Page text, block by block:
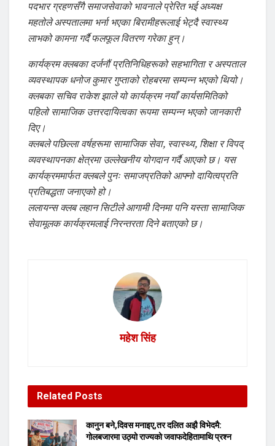
पदभार ग्रहणसँगै समाजसेवाको भावनाले प्रेरित भई अध्यक्ष
महतोले अस्पतालमा भर्ना भएका बिरामीहरूलाई भेट्दै स्वास्थ्य
लाभको कामना गर्दै फलफूल वितरण गरेका हुन्।
कार्यक्रम क्लबका दर्जनौं प्रतिनिधिहरूको सहभागिता र अस्पताल
व्यवस्थापक धनोज कुमार गुप्ताको रोहबरमा सम्पन्न भएको थियो।
क्लबका सचिव राकेश झाले यो कार्यक्रम नयाँ कार्यसमितिको
पहिलो सामाजिक उत्तरदायित्वका रूपमा सम्पन्न भएको जानकारी
दिए।
क्लबले पछिल्ला वर्षहरूमा सामाजिक सेवा, स्वास्थ्य, शिक्षा र विपद्
व्यवस्थापनका क्षेत्रमा उल्लेखनीय योगदान गर्दै आएको छ। यस
कार्यक्रममार्फत क्लबले पुनः समाजप्रतिको आफ्नो दायित्वप्रति
प्रतिबद्धता जनाएको हो।
ललायन्स क्लब लहान सिटीले आगामी दिनमा पनि यस्ता सामाजिक
सेवामूलक कार्यक्रमलाई निरन्तरता दिने बताएको छ।
महेश सिंह
Related Posts
कानुन बने,दिवस मनाइए,तर दलित अझै विभेदमै:
गोलबजारमा उठ्यो राज्यको जवाफदेहितामाथि प्रश्न